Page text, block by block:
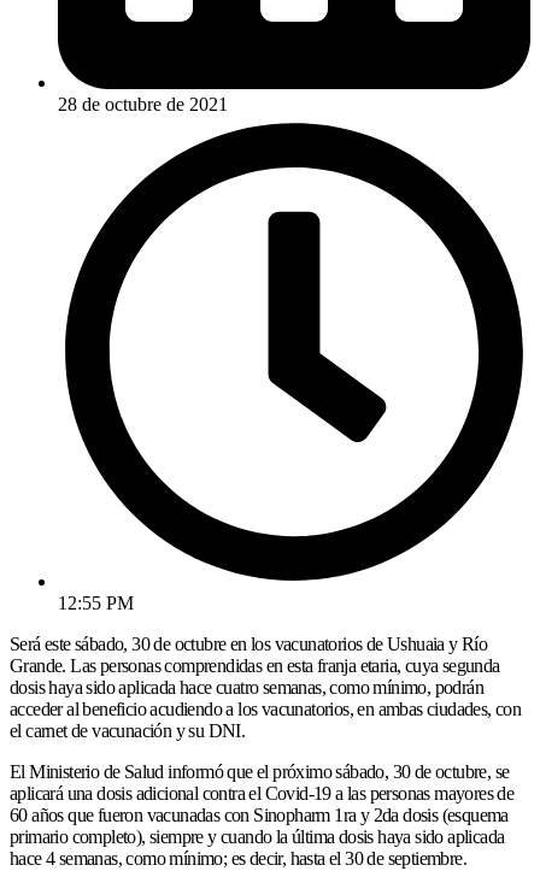
28 de octubre de 2021
12:55 PM
Será este sábado, 30 de octubre en los vacunatorios de Ushuaia y Río
Grande. Las personas comprendidas en esta franja etaria, cuya segunda
dosis haya sido aplicada hace cuatro semanas, como mínimo, podrán
acceder al beneficio acudiendo a los vacunatorios, en ambas ciudades, con
el carnet de vacunación y su DNI.
El Ministerio de Salud informó que el próximo sábado, 30 de octubre, se
aplicará una dosis adicional contra el Covid-19 a las personas mayores de
60 años que fueron vacunadas con Sinopharm 1ra y 2da dosis (esquema
primario completo), siempre y cuando la última dosis haya sido aplicada
hace 4 semanas, como mínimo; es decir, hasta el 30 de septiembre.